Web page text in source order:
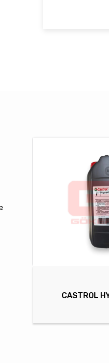
CASTROL